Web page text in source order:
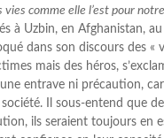
comme elle l’est pour
à Uzbin, en Afghanistan,
dans son discours des «
mais des héros,
entrave ni précaution,
Il sous-entend que
ils seraient toujours en